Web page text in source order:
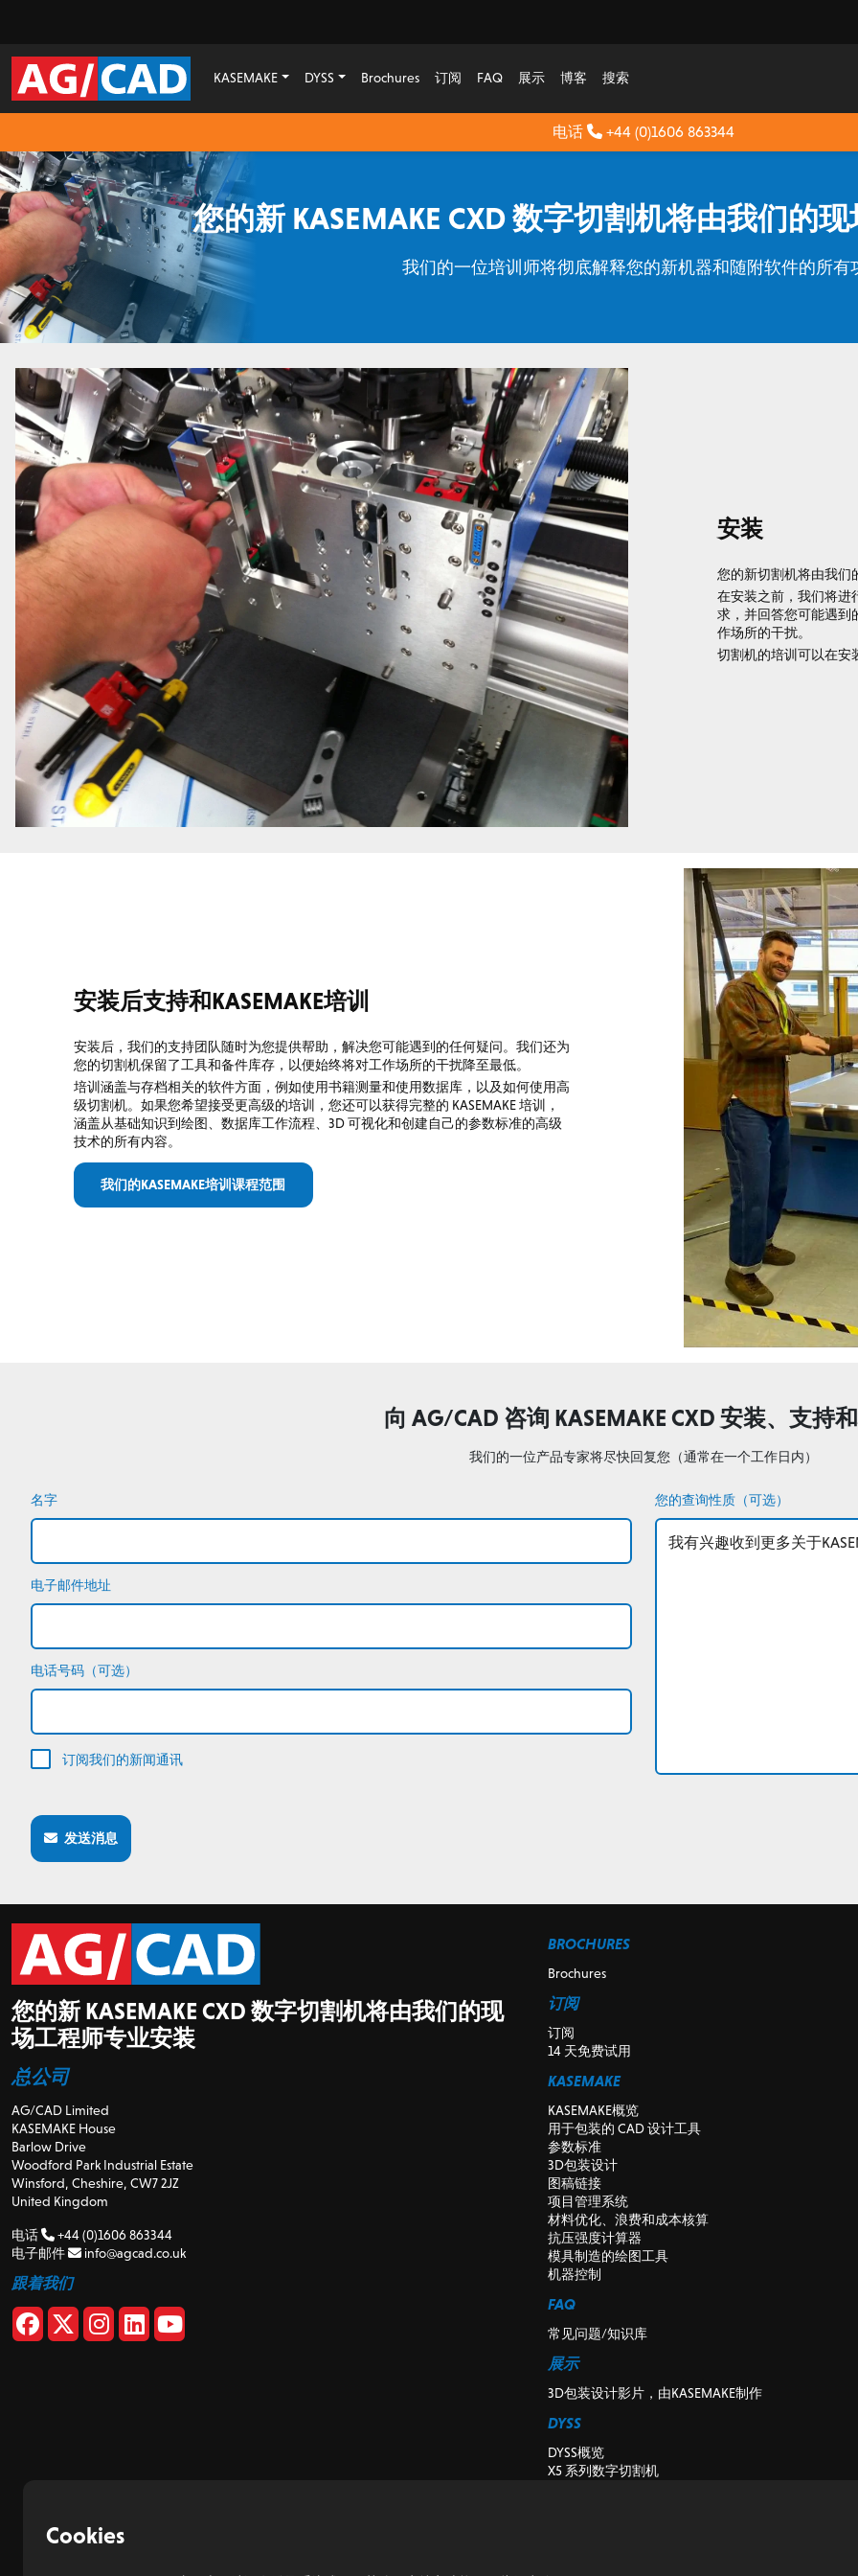
KASEMAKE DYSS Brochures 订阅 FAQ 展示 博客 搜索
电话 +44 (0)1606 863344
您的新 KASEMAKE CXD 数字切割机将由我们的
我们的一位培训师将彻底解释您的新机器和随附软件的所有
安装
您的新切割机将由我们
在安装之前，我们将进
求，并回答您可能遇到
作场所的干扰。
切割机的培训可以在安
安装后支持和KASEMAKE培训
安装后，我们的支持团队随时为您提供帮助，解决您可能遇到的任何疑问。我们还为
您的切割机保留了工具和备件库存，以便始终将对工作场所的干扰降至最低。
培训涵盖与存档相关的软件方面，例如使用书籍测量和使用数据库，以及如何使用高
级切割机。如果您希望接受更高级的培训，您还可以获得完整的 KASEMAKE 培训，
涵盖从基础知识到绘图、数据库工作流程、3D 可视化和创建自己的参数标准的高级
技术的所有内容。
我们的KASEMAKE培训课程范围
向 AG/CAD 咨询 KASEMAKE CXD 安装、支持
我们的一位产品专家将尽快回复您（通常在一个工作日内）
名字
电子邮件地址
电话号码（可选）
订阅我们的新闻通讯
您的查询性质（可选）
发送消息
您的新 KASEMAKE CXD 数字切割机将由我们的现
场工程师专业安装
总公司
AG/CAD Limited
KASEMAKE House
Barlow Drive
Woodford Park Industrial Estate
Winsford, Cheshire, CW7 2JZ
United Kingdom
电话
+44 (0)1606 863344
电子邮件
info@agcad.co.uk
跟着我们
BROCHURES
Brochures
订阅
订阅
14 天免费试用
KASEMAKE
KASEMAKE概览
用于包装的 CAD 设计工具
参数标准
3D包装设计
图稿链接
项目管理系统
材料优化、浪费和成本核算
抗压强度计算器
模具制造的绘图工具
机器控制
FAQ
常见问题/知识库
展示
3D包装设计影片，由KASEMAKE制作
DYSS
DYSS概览
X5 系列数字切割机
Cookies